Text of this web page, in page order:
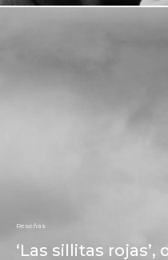
Reseñas
‘Las sillitas rojas’,